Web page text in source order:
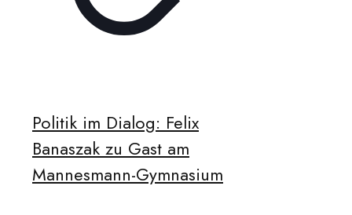
Politik im Dialog: Felix
Banaszak zu Gast am
Mannesmann-Gymnasium